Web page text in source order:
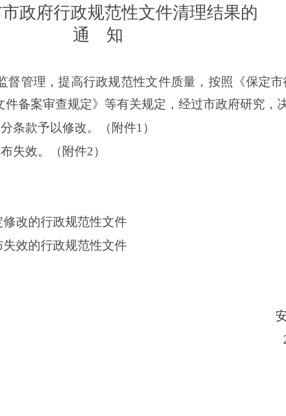
政府行政规范性文件清理结果的
通
知
督管理，提高行政规范性文件质量，按照《保定
备案审查规定》等有关规定，经过市政府研究，
条款予以修改。（附件1）
失效。（附件2）
改的行政规范性文件
效的行政规范性文件